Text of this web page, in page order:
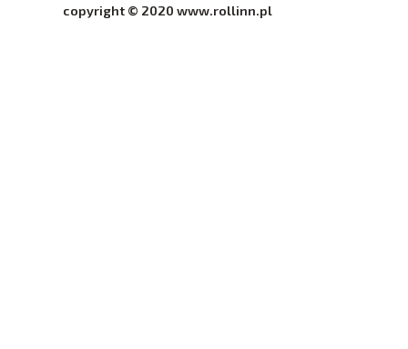
copyright © 2020 www.rollinn.pl